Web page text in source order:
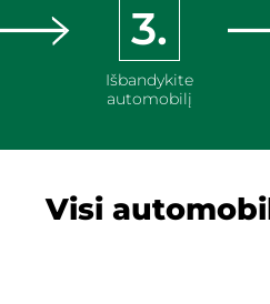
3.
Išbandykite
automobilį
Visi